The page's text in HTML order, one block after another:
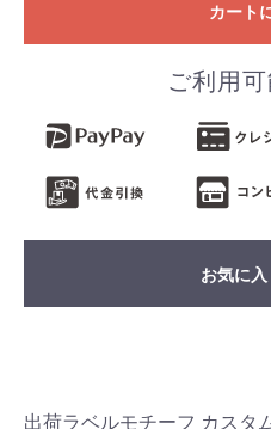
カート
ご利用
お気に
出荷ラベルモチーフ カスタ